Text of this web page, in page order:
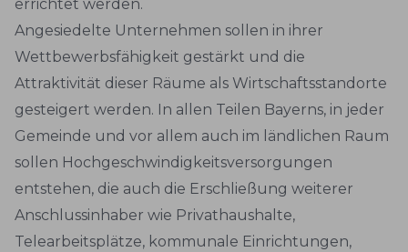
errichtet werden.
Angesiedelte Unternehmen sollen in ihrer
Wettbewerbsfähigkeit gestärkt und die
Attraktivität dieser Räume als Wirtschaftsstandorte
gesteigert werden. In allen Teilen Bayerns, in jeder
Gemeinde und vor allem auch im ländlichen Raum
sollen Hochgeschwindigkeitsversorgungen
entstehen, die auch die Erschließung weiterer
Anschlussinhaber wie Privathaushalte,
Telearbeitsplätze, kommunale Einrichtungen,